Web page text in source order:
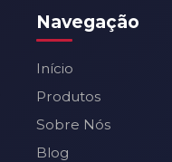
Navegação
Início
Produtos
Sobre Nós
Blog